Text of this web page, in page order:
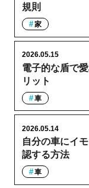
規則
家
電子的な盾で
リット
2026.05.15
車
自分の車にイ
認する方法
2026.05.14
車